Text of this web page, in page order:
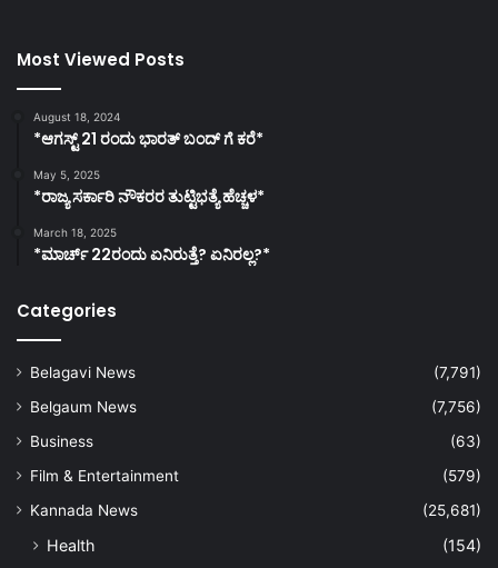
Most Viewed Posts
August 18, 2024
*ಆಗಸ್ಟ್ 21 ರಂದು ಭಾರತ್‌ ಬಂದ್‌ ಗೆ ಕರೆ*
May 5, 2025
*ರಾಜ್ಯ ಸರ್ಕಾರಿ ನೌಕರರ ತುಟ್ಟಿಭತ್ಯೆ ಹೆಚ್ಚಳ*
March 18, 2025
*ಮಾರ್ಚ್ 22ರಂದು ಏನಿರುತ್ತೆ? ಏನಿರಲ್ಲ?*
Categories
Belagavi News
(7,791)
Belgaum News
(7,756)
Business
(63)
Film & Entertainment
(579)
Kannada News
(25,681)
Health (154)